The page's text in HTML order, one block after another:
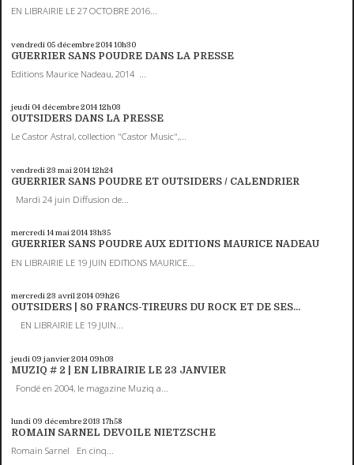
EN LIBRAIRIE LE 27 OCTOBRE 2016...
vendredi 05 décembre 201410h30
GUERRIER SANS POUDRE DANS LA PRESSE
Editions Maurice Nadeau, 2014 ...
jeudi 04 décembre 201412h03
OUTSIDERS DANS LA PRESSE
Le Castor Astral, collection "Castor Music",...
vendredi 23 mai 201412h24
GUERRIER SANS POUDRE ET OUTSIDERS / CALENDRIER
Mardi 24 juin Diffusion de...
mercredi 14mai 201413h35
GUERRIER SANS POUDRE AUX EDITIONS MAURICE NADEAU
EN LIBRAIRIE LE 19 JUIN EDITIONS MAURICE...
mercredi 23 avril 2014 09h26
OUTSIDERS | 80 FRANCS-TIREURS DU ROCK ET DE SES...
EN LIBRAIRIE LE 19 JUIN...
jeudi 09 janvier 2014 09h03
MUZIQ # 2 | EN LIBRAIRIE LE 23 JANVIER
Fondé en 2004, le magazine Muziq a...
lundi 09 décembre 2013 17h58
ROMAIN SARNEL DEVOILE NIETZSCHE
Romain Sarnel En cinq...